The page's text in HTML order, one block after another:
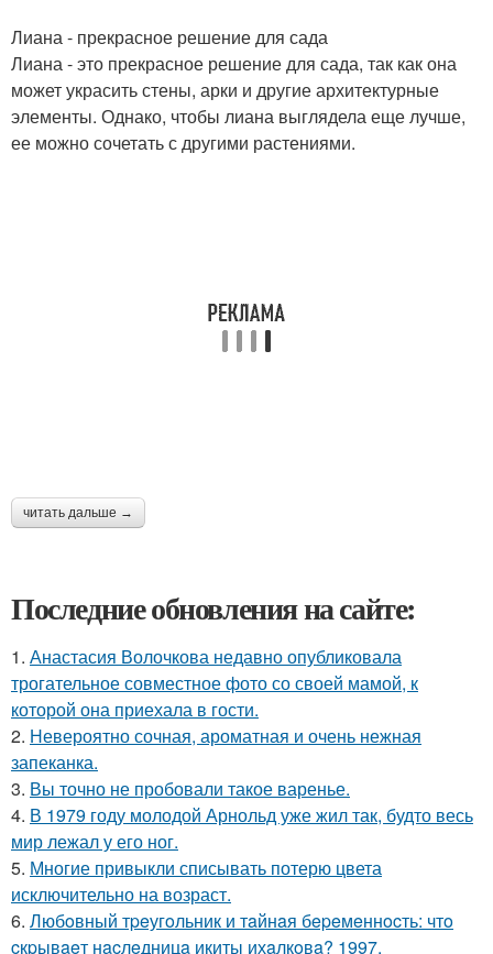
Лиана - прекрасное решение для сада
Лиана - это прекрасное решение для сада, так как она
может украсить стены, арки и другие архитектурные
элементы. Однако, чтобы лиана выглядела еще лучше,
ее можно сочетать с другими растениями.
читать дальше →
Последние обновления на сайте:
1. Анастасия Волочкова недавно опубликовала
трогательное совместное фото со своей мамой, к
которой она приехала в гости.
2. Невероятно сочная, ароматная и очень нежная
запеканка.
3. Вы точно не пробовали такое варенье.
4. В 1979 году молодой Арнольд уже жил так, будто весь
мир лежал у его ног.
5. Многие привыкли списывать потерю цвета
исключительно на возраст.
6. Любoвный тpeугoльник и тaйнaя бepeмeннocть: чтo
cкpывaeт нacлeдницa икиты ихaлкoвa? 1997.